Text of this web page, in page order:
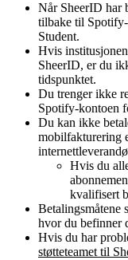
Når SheerID har
tilbake til
Student.
Hvis
SheerID, er du
tidspunktet.
Du trenger ikke
Spotify-kontoen
Du kan ikke
mobilfakturering
Hvis du
kvalifisert
Betalingsmåtene
hvor du befinner
Hvis du har
støtteteamet til